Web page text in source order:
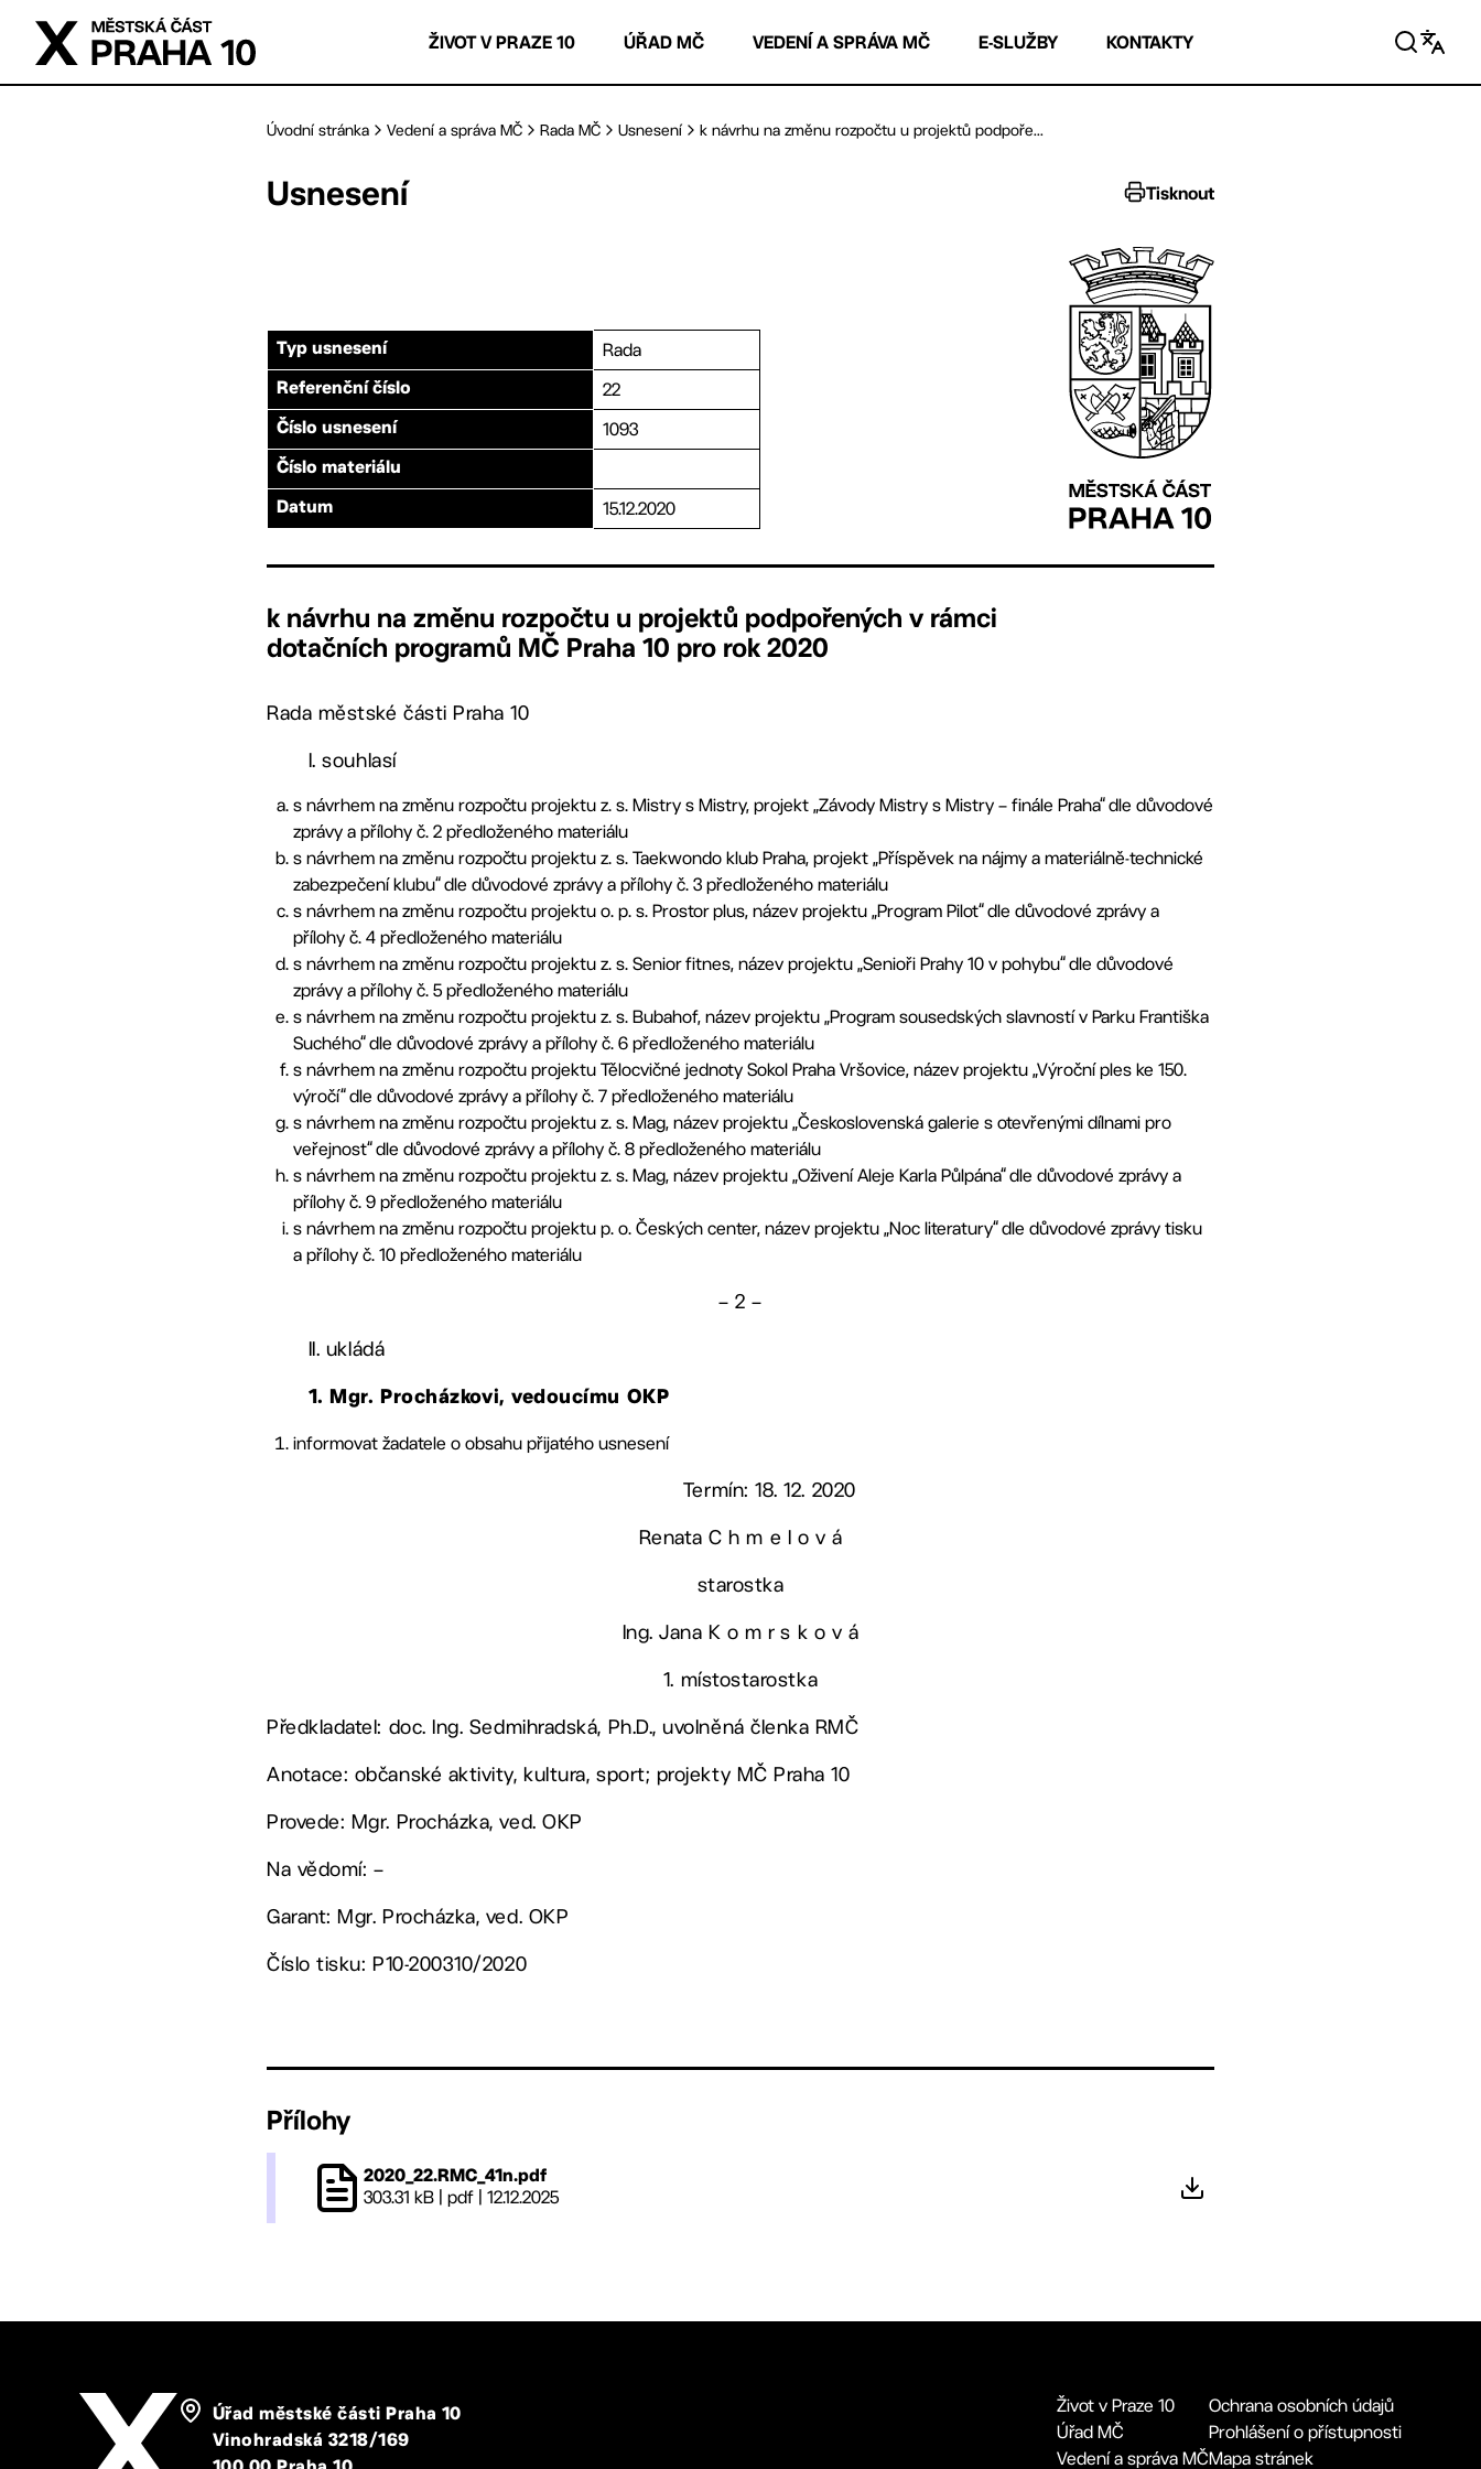
Přejít na hlavní obsah
ŽIVOT V PRAZE 10 ÚŘAD MČ VEDENÍ A SPRÁVA MČ E-SLUŽBY KONTAKTY
Úvodní stránka Vedení a správa MČ Rada MČ Usnesení k návrhu na změnu rozpočtu u projektů podpoře...
Usnesení Tisknout
Typ usnesení Rada
Referenční číslo 22
Číslo usnesení 1093
Číslo materiálu
Datum 15.12.2020
k návrhu na změnu rozpočtu u projektů podpořených v rámci
dotačních programů MČ Praha 10 pro rok 2020
Rada městské části Praha 10
I. souhlasí
s návrhem na změnu rozpočtu projektu z. s. Mistry s Mistry, projekt „Závody Mistry s Mistry – finále Praha“ dle důvodové
zprávy a přílohy č. 2 předloženého materiálu
s návrhem na změnu rozpočtu projektu z. s. Taekwondo klub Praha, projekt „Příspěvek na nájmy a materiálně-technické
zabezpečení klubu“ dle důvodové zprávy a přílohy č. 3 předloženého materiálu
s návrhem na změnu rozpočtu projektu o. p. s. Prostor plus, název projektu „Program Pilot“ dle důvodové zprávy a
přílohy č. 4 předloženého materiálu
s návrhem na změnu rozpočtu projektu z. s. Senior fitnes, název projektu „Senioři Prahy 10 v pohybu“ dle důvodové
zprávy a přílohy č. 5 předloženého materiálu
s návrhem na změnu rozpočtu projektu z. s. Bubahof, název projektu „Program sousedských slavností v Parku Františka
Suchého“ dle důvodové zprávy a přílohy č. 6 předloženého materiálu
s návrhem na změnu rozpočtu projektu Tělocvičné jednoty Sokol Praha Vršovice, název projektu „Výroční ples ke 150.
výročí“ dle důvodové zprávy a přílohy č. 7 předloženého materiálu
s návrhem na změnu rozpočtu projektu z. s. Mag, název projektu „Československá galerie s otevřenými dílnami pro
veřejnost“ dle důvodové zprávy a přílohy č. 8 předloženého materiálu
s návrhem na změnu rozpočtu projektu z. s. Mag, název projektu „Oživení Aleje Karla Půlpána“ dle důvodové zprávy a
přílohy č. 9 předloženého materiálu
s návrhem na změnu rozpočtu projektu p. o. Českých center, název projektu „Noc literatury“ dle důvodové zprávy tisku
a přílohy č. 10 předloženého materiálu
– 2 –
II. ukládá
1. Mgr. Procházkovi, vedoucímu OKP
informovat žadatele o obsahu přijatého usnesení
Termín: 18. 12. 2020
Renata C h m e l o v á
starostka
Ing. Jana K o m r s k o v á
1. místostarostka
Předkladatel: doc. Ing. Sedmihradská, Ph.D., uvolněná členka RMČ
Anotace: občanské aktivity, kultura, sport; projekty MČ Praha 10
Provede: Mgr. Procházka, ved. OKP
Na vědomí: –
Garant: Mgr. Procházka, ved. OKP
Číslo tisku: P10-200310/2020
Přílohy
2020_22.RMC_41n.pdf
303.31 kB | pdf | 12.12.2025
Úřad městské části Praha 10
Vinohradská 3218/169
Život v Praze 10
Úřad MČ
Vedení a správa MČ
Ochrana osobních údajů
Prohlášení o přístupnosti
Mapa stránek